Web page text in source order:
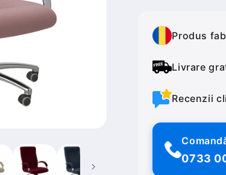
Produs
Livrare
Recenzii
0733